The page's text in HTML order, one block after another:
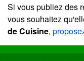
Si vous publiez des
vous souhaitez
de Cuisine,